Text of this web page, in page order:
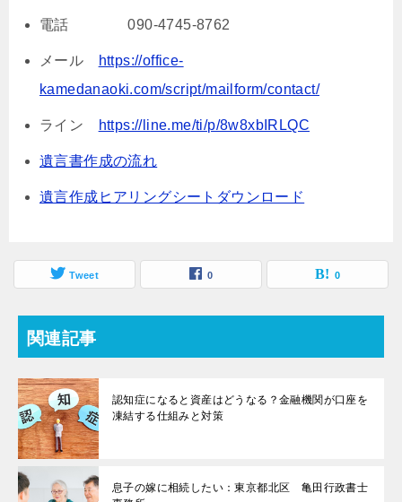
電話 090-4745-8762
メール
https://office-
kamedanaoki.com/script/mailform/contact/
ライン https://line.me/ti/p/8w8xbIRLQC
遺言書作成の流れ
遺言作成ヒアリングシートダウンロード
Tweet 0 0
関連記事
認知症になると資産はどうなる？金融機関が口座を
凍結する仕組みと対策
息子の嫁に相続したい：東京都北区 亀田行政書士